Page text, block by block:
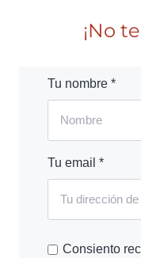
¡No
Tu nombre *
Tu email *
Consiento